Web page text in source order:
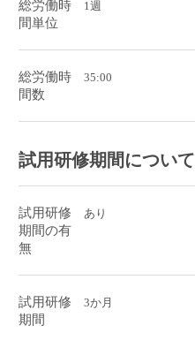
総労働時
間単位
1週
総労働時
間数
35:00
試用研修期間について
試用研修
期間の有
無
あり
試用研修
期間
3か月